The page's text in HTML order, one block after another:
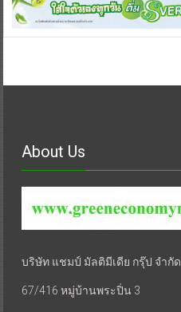
About Us
บริษัท แชมป์ มัลติมีเดีย กรุ๊ป จำกัด
67/416 หมู่บ้านพระปิ่น 3